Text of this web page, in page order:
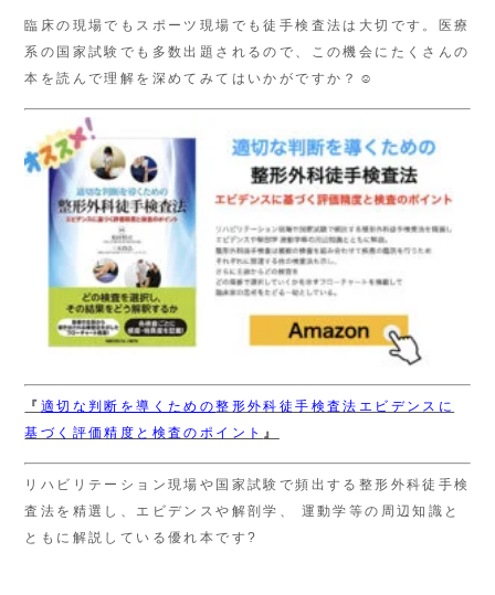
臨床の現場でもスポーツ現場でも徒手検査法は大切です。医療
系の国家試験でも多数出題されるので、この機会にたくさんの
本を読んで理解を深めてみてはいかがですか？☺
『 適切な判断を導くための整形外科徒手検査法エビデンスに
基づく評価精度と検査のポイント 』
リハビリテーション現場や国家試験で頻出する整形外科徒手検
査法を精選し、エビデンスや解剖学、 運動学等の周辺知識と
ともに解説している優れ本です?